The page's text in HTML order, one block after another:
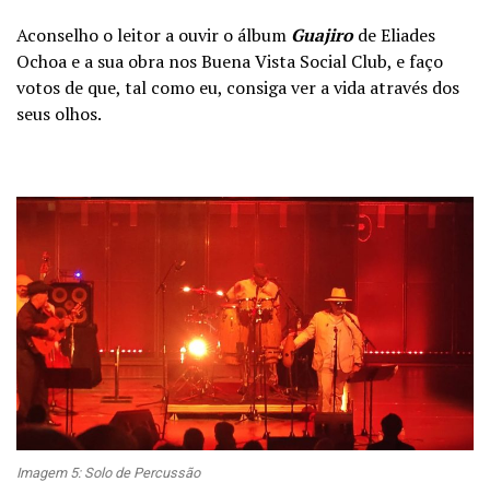
Aconselho o leitor a ouvir o álbum Guajiro de Eliades
Ochoa e a sua obra nos Buena Vista Social Club, e faço
votos de que, tal como eu, consiga ver a vida através dos
seus olhos.
Imagem 5: Solo de Percussão